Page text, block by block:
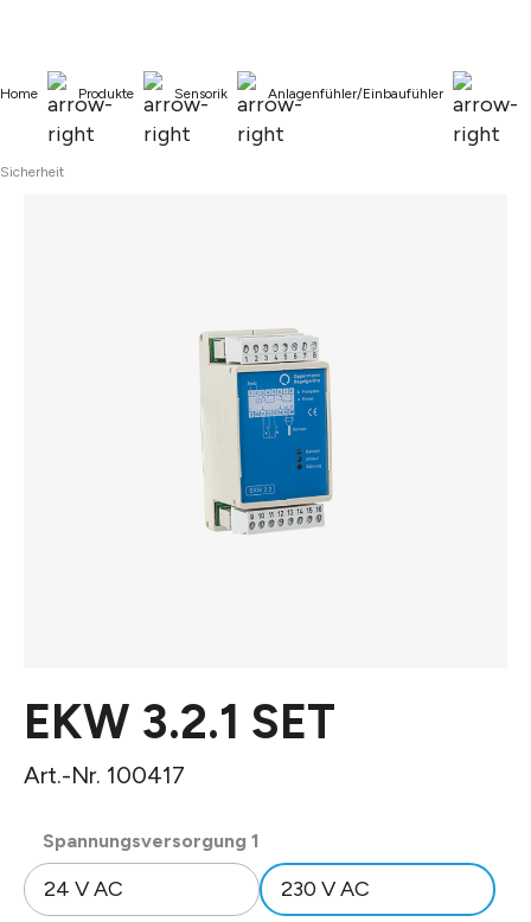
Home Produkte Sensorik Anlagenfühler/Einbaufühler
Sicherheit
EKW 3.2.1 SET
Art.-Nr. 100417
Spannungsversorgung 1
24 V AC
230 V AC